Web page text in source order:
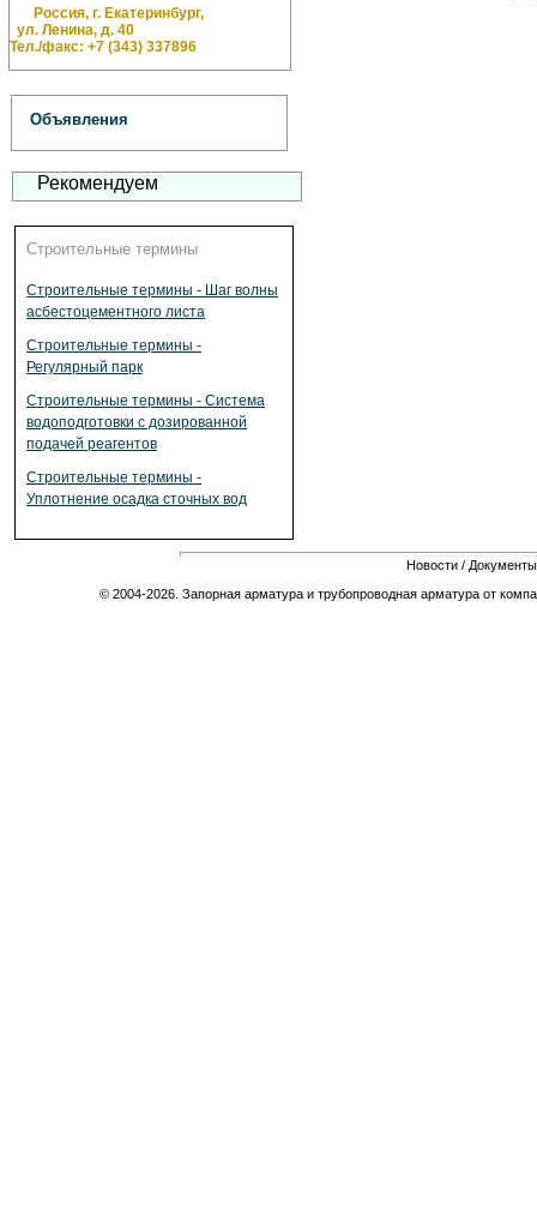
Россия, г. Екатеринбург,
ул. Ленина, д. 40
Тел./факс: +7 (343) 337896
Объявления
Рекомендуем
Строительные термины
Строительные термины - Шаг волны
асбестоцементного листа
Строительные термины -
Регулярный парк
Строительные термины - Система
водоподготовки с дозированной
подачей реагентов
Строительные термины -
Уплотнение осадка сточных вод
Новости / Документы
© 2004-2026. Запорная арматура и трубопроводная арматура от